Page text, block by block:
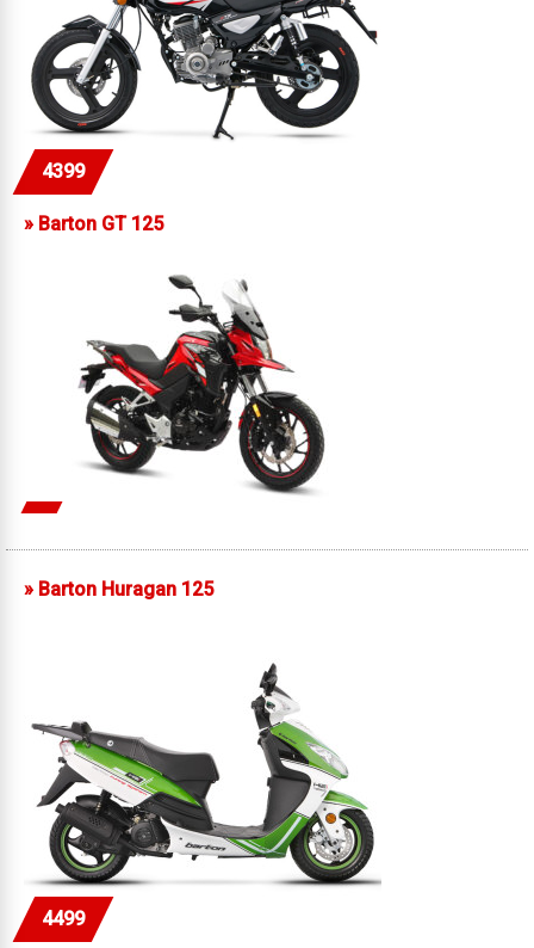
4399
» Barton GT 125
» Barton Huragan 125
4499